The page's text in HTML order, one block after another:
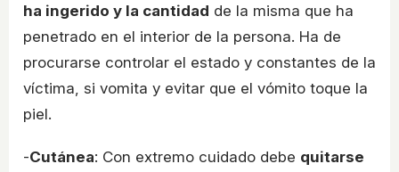
ha ingerido y la cantidad de la misma que ha
penetrado en el interior de la persona. Ha de
procurarse controlar el estado y constantes de la
víctima, si vomita y evitar que el vómito toque la
piel.
-Cutánea: Con extremo cuidado debe quitarse